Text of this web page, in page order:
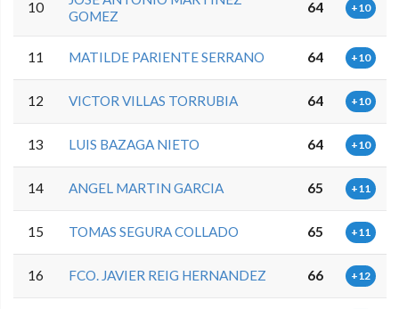
10
GOMEZ
64 +10
11 MATILDE PARIENTE SERRANO 64 +10
12 VICTOR VILLAS TORRUBIA 64 +10
13 LUIS BAZAGA NIETO 64 +10
14 ANGEL MARTIN GARCIA 65 +11
15 TOMAS SEGURA COLLADO 65 +11
16 FCO. JAVIER REIG HERNANDEZ 66 +12